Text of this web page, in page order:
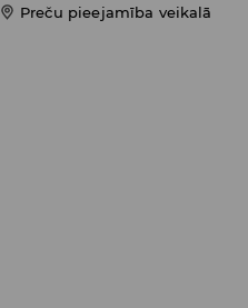
Preču pieejamība veikalā